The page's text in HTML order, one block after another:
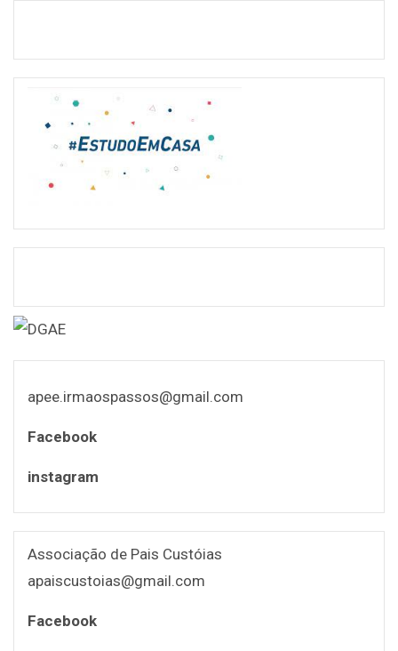
apee.irmaospassos@gmail.com
Facebook
instagram
Associação de Pais Custóias
apaiscustoias@gmail.com
Facebook